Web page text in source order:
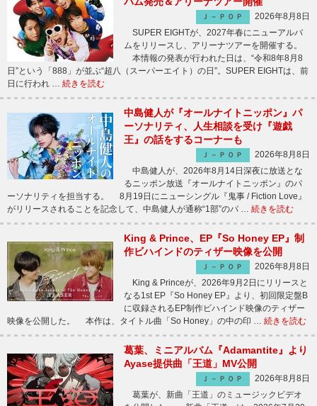
Ｊ－ＰＯＰ
2026年8月8日
SUPER EIGHTが、2027年春にニューアルバ
ムをリリースし、アリーナツアーを開催する。
本情報の発表が行われた日は、“令和8年8月8
日”という「888」が並ぶ“超八（スーパーエイト）の日”。SUPER EIGHTは、前
日に行われ … 続きを読む
中島健人が『オールナイトニッポン』パ
ーソナリティ、人生相談を受け『遊戯
王』の話をするコーナーも
Ｊ－ＰＯＰ
2026年8月8日
中島健人が、2026年8月14日深夜に放送とな
るニッポン放送『オールナイトニッポン』のパ
ーソナリティを担当する。 8月19日にニューシングル『鬼事 / Fiction Love』
がリリースされることを記念して、中島健人が通称“1部”のパ … 続きを読む
King & Prince、EP『So Honey EP』制
作ビハインドのティザー映像を公開
Ｊ－ＰＯＰ
2026年8月8日
King & Princeが、2026年9月2日にリリースと
なる1st EP『So Honey EP』より、初回限定盤B
に収録されるEP制作ビハインド映像のティザー
映像を公開した。 本作は、タイトル曲「So Honey」の中の印 … 続きを読む
葛葉、ミニアルバム『Adamantite』より
Ayase提供曲「王道」MV公開
Ｊ－ＰＯＰ
2026年8月8日
葛葉が、新曲「王道」のミュージックビデオ